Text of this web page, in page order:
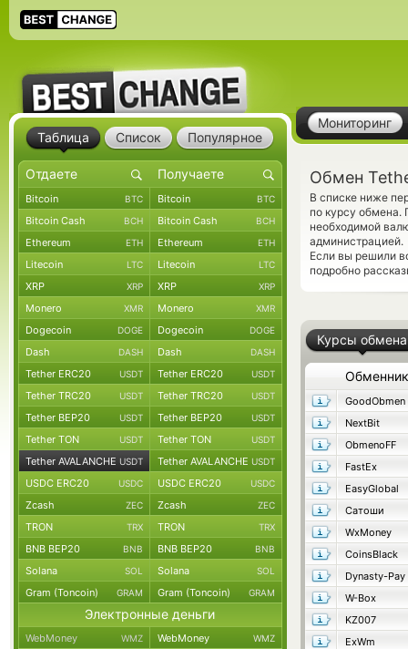
Мониторинг
Обмен
В списке ниже
по курсу обмена.
необходимой
администрацией.
Если вы решили
подробно
Курсы обмена
Обменник
GoodObmen
NextBit
ObmenoFF
FastEx
EasyGlobal
Сатоши
WxMoney
CoinsBlack
Dynasty-Pay
W-Box
KZ007
ExWm
Таблица Список Популярное
Bitcoin BTC Bitcoin BTC
Bitcoin Cash BCH Bitcoin Cash BCH
Ethereum ETH Ethereum ETH
Litecoin LTC Litecoin LTC
XRP XRP XRP XRP
Monero XMR Monero XMR
Dogecoin DOGE Dogecoin DOGE
Dash DASH Dash DASH
Tether ERC20 USDT Tether ERC20 USDT
Tether TRC20 USDT Tether TRC20 USDT
Tether BEP20 USDT Tether BEP20 USDT
Tether TON USDT Tether TON USDT
Tether AVALANCHE USDT Tether AVALANCHE USDT
USDC ERC20 USDC USDC ERC20 USDC
Zcash ZEC Zcash ZEC
TRON TRX TRON TRX
BNB BEP20 BNB BNB BEP20 BNB
Solana SOL Solana SOL
Gram (Toncoin) GRAM Gram (Toncoin) GRAM
Электронные деньги
WebMoney WMZ WebMoney WMZ